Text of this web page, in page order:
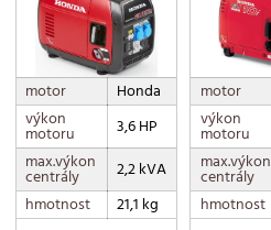
motor
Honda
výkon
motoru
3,6 HP
max.výkon
centrály
2,2 kVA
hmotnost
21,1 kg
motor
výkon
motoru
max.výkon
centrály
hmotnost